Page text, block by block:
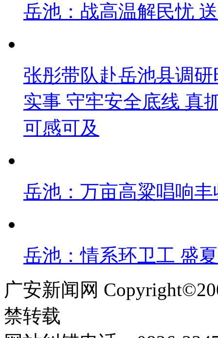
岳池：战高温解民忧
张彤带队赴岳池县调
实事 守牢安全底线 真
可感可及
岳池：万亩高粱唱响丰
岳池：情系环卫工 盛
广安新闻网
禁转载